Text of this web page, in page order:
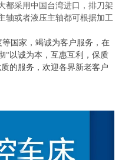
都采用中国台湾进口，排刀架
轴或者液压主轴都可根据加工
国家，竭诚为客户服务，在
“以诚为本，互惠互利，保质
的服务，欢迎各界新老客户